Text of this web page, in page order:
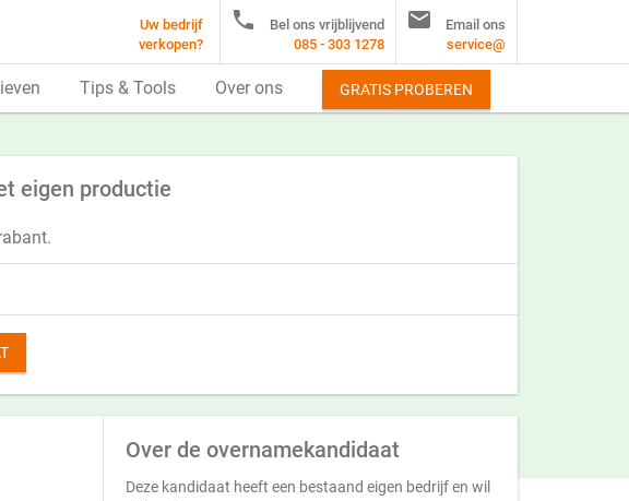
eigen productie
Over de overnamekandidaat
Deze kandidaat heeft een bestaand eigen bedrijf en wil
Uw bedrijf
verkopen?

Bel ons vrijblijvend
085 - 303 1278

Email ons
service@
Tips & Tools Over ons GRATIS PROBEREN